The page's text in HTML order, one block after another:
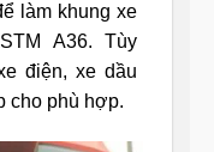
làm khung xe
A36. Tùy
điện, xe dầu
cho phù hợp.